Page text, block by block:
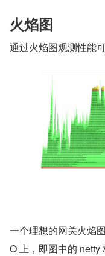
火焰图
通过火焰图观测性能
一个理想的网关火焰
O 上，即图中的